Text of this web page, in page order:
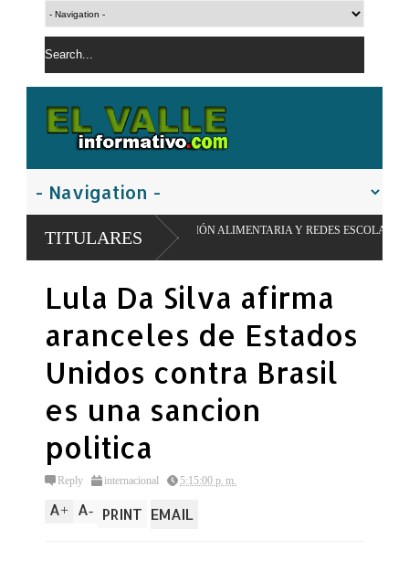
TITULARESALIMENTARIA Y REDES ESCOLARES
Lula Da Silva afirma
aranceles de Estados
Unidos contra Brasil
es una sancion
politica
Reply internacional 5:15:00 p. m.
A+ A- PRINT EMAIL